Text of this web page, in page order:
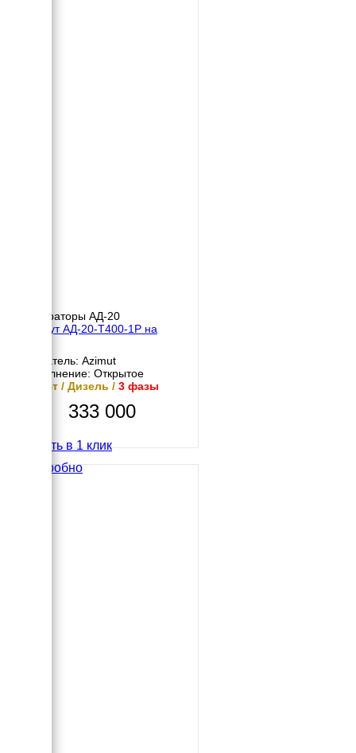
Генераторы АД-20
Азимут АД-20-Т400-1Р на
Двигатель: Azimut
Исполнение: Открытое
20 кВт / Дизель / 3 фазы
333 000
Купить в 1 клик
Подробно